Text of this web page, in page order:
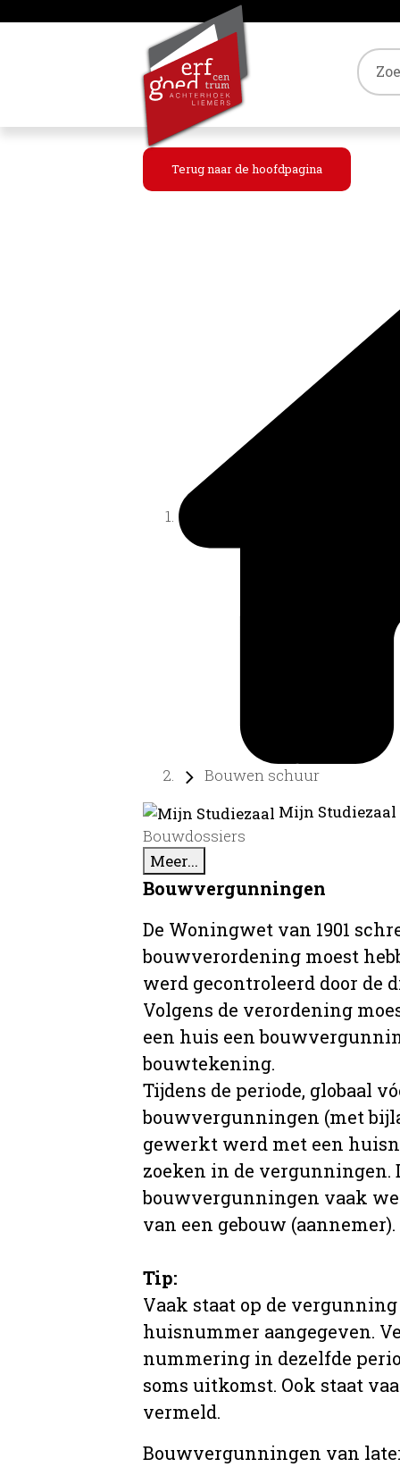
Terug naar de hoofdpagina
Bouwen schuur
Mijn
Bouwdossiers
Meer...
Bouwvergunningen
De Woningwet van 1901
bouwverordening moest
werd gecontroleerd door de
Volgens de verordening
een huis een
bouwtekening.
Tijdens de periode, globaal
bouwvergunningen (met
gewerkt werd met een
zoeken in de vergunningen.
bouwvergunningen vaak
van een gebouw (aannemer).
Tip:
Vaak staat op de
huisnummer aangegeven.
nummering in dezelfde
soms uitkomst. Ook staat
vermeld.
Bouwvergunningen van